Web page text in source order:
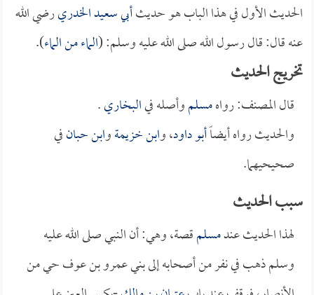
الحديث الأول في هذا الباب هو حديثأبي سعيد الخدريرضي الله
عنه قال: قال رسول الله صلى الله عليه وسلم: (الماء من الماء).
تخريج الحديث
قال المصنف: رواهمسلموأصله فيالبخاري.
والحديث رواه أيضاًأبو داود، وابن خزيمةوابن حبانفي
صحيحيهما.
سبب الحديث
لهذا الحديث عندمسلمقصة، وهي: أن النبي صلى الله عليه
وسلم ذهب في نفر من أصحابه إلى بني عمرو بن عوف حي من